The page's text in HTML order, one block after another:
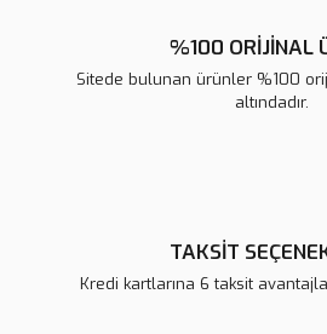
%100 ORİJİNAL
Sitede bulunan ürünler %100
altındadır.
TAKSİT
Kredi kartlarına 6 taksit